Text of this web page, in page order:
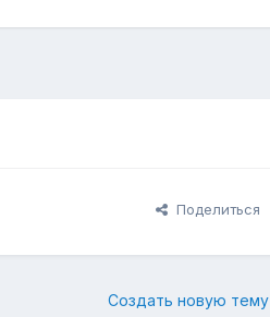
Поделиться
Создать новую тему